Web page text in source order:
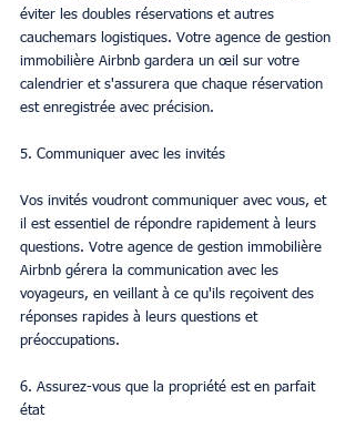
éviter les doubles réservations et autres
cauchemars logistiques. Votre agence de gestion
immobilière Airbnb gardera un œil sur votre
calendrier et s'assurera que chaque réservation
est enregistrée avec précision.
5. Communiquer avec les invités
Vos invités voudront communiquer avec vous, et
il est essentiel de répondre rapidement à leurs
questions. Votre agence de gestion immobilière
Airbnb gérera la communication avec les
voyageurs, en veillant à ce qu'ils reçoivent des
réponses rapides à leurs questions et
préoccupations.
6. Assurez-vous que la propriété est en parfait
état